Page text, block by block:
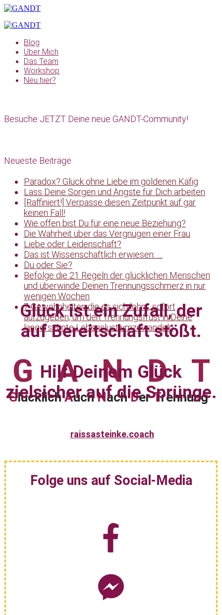
Blog
Über Mich
Das Team
Workshop
Neu hier?
Besuche JETZT Deine neue GANDT-Community!
Neueste Beiträge
Paradox? Glück ohne Liebe im goldenen Käfig
Lass Deine Sorgen und Ängste für Dich arbeiten
[Raffiniert!] Verpasse diesen Zeitpunkt auf gar
keinen Fall!
Wie offen bist Du für eine neue Beziehung?
Die Wahrheit über das Vergnügen einer Frau
Liebe oder Leidenschaft?
Das ist Wissenschaftlich erwiesen: …
Du oder Sie?
Befolge die 21 Regeln der glücklichen Menschen
und überwinde Deinen Trennungsschmerz in nur
wenigen Wochen
7 Gewohnheiten die es sich lohnt, sofort
aufzugeben, um den Trennungsfrust in Deine
langersehnte Lebenslust umzuwandeln
GAND T
GlücklichAuchNachDerTrennung-
Glück ist ein Zufall, der
auf Bereitschaft stößt.
Hilf Deinem Glück
zielsicher auf die Sprünge.
raissasteinke.coach
Folge uns auf Social-Media